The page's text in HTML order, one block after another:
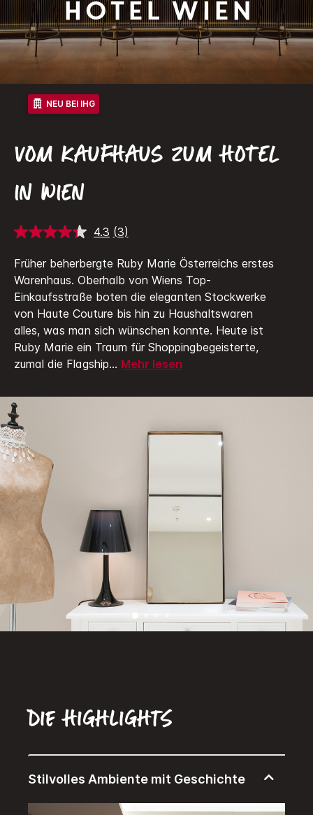
Hotel Wien
NEU BEI IHG
VOM KAUFHAUS ZUM HOTEL
IN WIEN
4.3 3
lesen.
Link
auf
derselben
Seite.
(3)
Früher beherbergte Ruby Marie Österreichs erstes
Warenhaus. Oberhalb von Wiens Top-
Einkaufsstraße boten die eleganten Stockwerke
von Haute Couture bis hin zu Haushaltswaren
alles, was man sich wünschen konnte. Heute ist
Ruby Marie ein Traum für Shoppingbegeisterte,
zumal die Flagship... Mehr lesen
Die Highlights